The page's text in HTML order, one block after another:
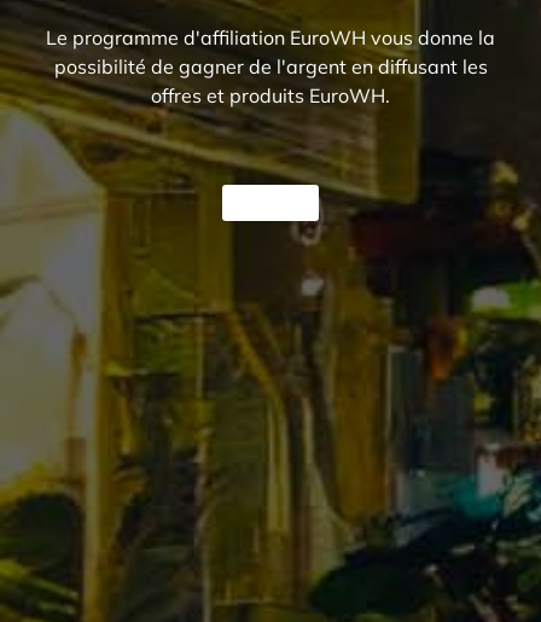
Le programme d'affiliation EuroWH vous donne la
possibilité de gagner de l'argent en diffusant les
offres et produits EuroWH.